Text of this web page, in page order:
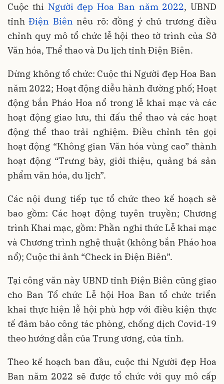
Cuộc thi Người đẹp Hoa Ban năm 2022, UBND
tỉnhĐiện Biên nêu rõ: đồng ý chủ trương điều
chỉnh quy mô tổ chức lễ hội theo tờ trình của Sở
Văn hóa, Thể thao và Du lịch tỉnh Điện Biên.
Dừng không tổ chức: Cuộc thi Người đẹp Hoa Ban
năm 2022; Hoạt động diễu hành đường phố; Hoạt
động bắn Pháo Hoa nổ trong lễ khai mạc và các
hoạt động giao lưu, thi đấu thể thao và các hoạt
động thể thao trải nghiệm. Điều chỉnh tên gọi
hoạt động “Không gian Văn hóa vùng cao” thành
hoạt động “Trưng bày, giới thiệu, quảng bá sản
phẩm văn hóa, du lịch”.
Các nội dung tiếp tục tổ chức theo kế hoạch sẽ
bao gồm: Các hoạt động tuyên truyền; Chương
trình Khai mạc, gồm: Phần nghi thức Lễ khai mạc
và Chương trình nghệ thuật (không bắn Pháo hoa
nổ); Cuộc thi ảnh “Check in Điện Biên”.
Tại công văn này UBND tỉnh Điện Biên cũng giao
cho Ban Tổ chức Lễ hội Hoa Ban tổ chức triển
khai thực hiện lễ hội phù hợp với điều kiện thực
tế đảm bảo công tác phòng, chống dịch Covid-19
theo hướng dẫn của Trung ương, của tỉnh.
Theo kế hoạch ban đầu, cuộc thi Người đẹp Hoa
Ban năm 2022 sẽ được tổ chức với quy mô cấp